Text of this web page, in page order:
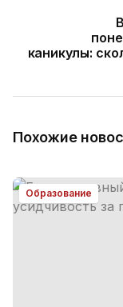
каникулы:
Похожие
Образование